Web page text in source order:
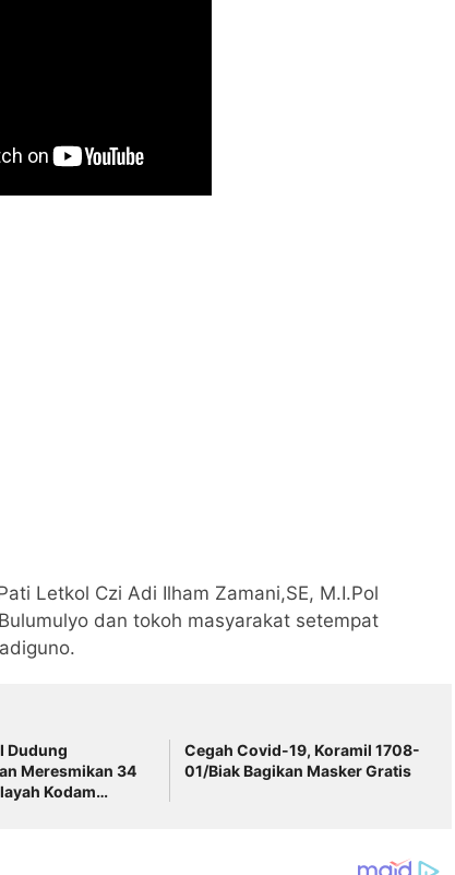
Letkol Czi Adi Ilham Zamani,SE, M.I.Pol
dan tokoh masyarakat setempat
Dudung
Meresmikan 34
Kodam
Cegah Covid-19, Koramil 1708-
01/Biak Bagikan Masker Gratis